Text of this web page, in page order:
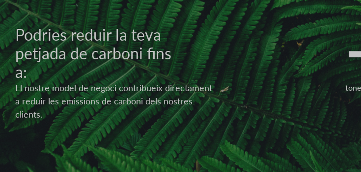
Podries reduir la teva
petjada de carboni fins
a:
El nostre model de negoci contribueix directament
a reduir les emissions de carboni dels nostres
clients.